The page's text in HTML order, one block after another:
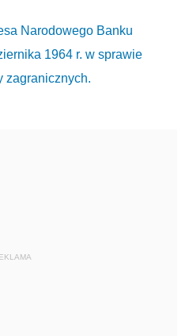
Narodowego Banku
1964 r. w sprawie
zagranicznych.